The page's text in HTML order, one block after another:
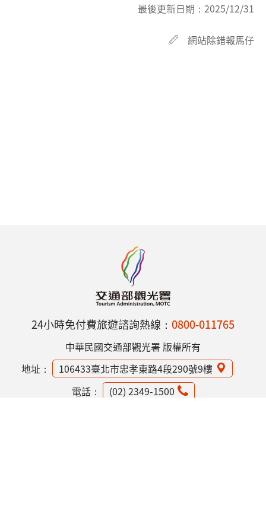
最後更新日期： 2025/12/31
網站除錯報馬仔
24小時免付費旅遊諮詢熱線： 0800-011765
中華民國交通部觀光署 版權所有
地址：
106433臺北市忠孝東路4段290號9樓
電話：
(02) 2349-1500